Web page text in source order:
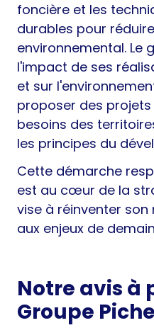
foncière et les
durables pour
environnemental. Le
l'impact de ses
et sur
proposer des
besoins des
les principes du
Cette démarche
est au cœur de la
vise à réinventer
aux enjeux de
Notre avis à
Groupe